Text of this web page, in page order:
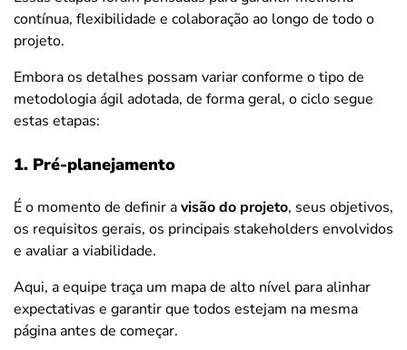
contínua, flexibilidade e colaboração ao longo de todo o
projeto.
Embora os detalhes possam variar conforme o tipo de
metodologia ágil adotada, de forma geral, o ciclo segue
estas etapas:
1. Pré-planejamento
É o momento de definir avisão do projeto, seus objetivos,
os requisitos gerais, os principais stakeholders envolvidos
e avaliar a viabilidade.
Aqui, a equipe traça um mapa de alto nível para alinhar
expectativas e garantir que todos estejam na mesma
página antes de começar.